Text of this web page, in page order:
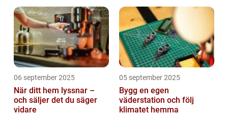
06 september 2025
När ditt hem lyssnar –
och säljer det du säger
vidare
05 september 2025
Bygg en egen
väderstation och följ
klimatet hemma